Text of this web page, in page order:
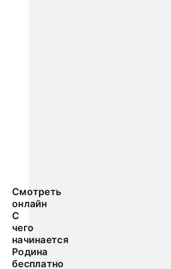
Смотреть
онлайн
С
чего
начинается
Родина
бесплатно